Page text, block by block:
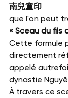
南兒童印
que l'on peut
« Sceau du fils
Cette formule
directement
appelé
dynastie
À travers ce